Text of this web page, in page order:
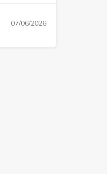
07/06/2026